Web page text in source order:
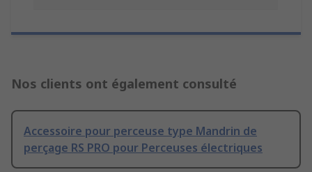
Nos clients ont également consulté
Accessoire pour perceuse type Mandrin de
perçage RS PRO pour Perceuses électriques